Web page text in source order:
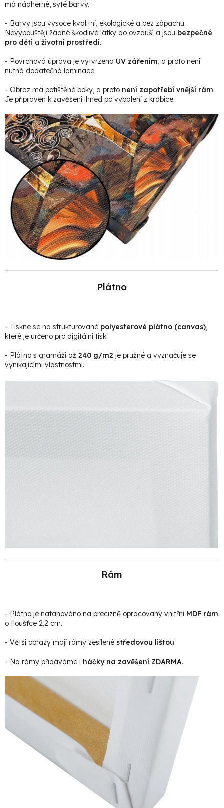
má nádherné, syté barvy.
- Barvy jsou vysoce kvalitní, ekologické a bez zápachu.
Nevypouštějí žádné škodlivé látky do ovzduší a jsou bezpečné
pro děti a životní prostředí.
- Povrchová úprava je vytvrzena UV zářením, a proto není
nutná dodatečná laminace.
- Obraz má potištěné boky, a proto není zapotřebí vnější rám.
Je připraven k zavěšení ihned po vybalení z krabice.
Plátno
- Tiskne se na strukturované polyesterové plátno (canvas),
které je určeno pro digitální tisk.
- Plátno s gramáží až 240 g/m2 je pružné a vyznačuje se
vynikajícími vlastnostmi.
Rám
- Plátno je natahováno na precizně opracovaný vnitřní MDF rám
o tloušťce 2,2 cm.
- Větší obrazy mají rámy zesílené středovou lištou.
- Na rámy přidáváme i háčky na zavěšení ZDARMA.